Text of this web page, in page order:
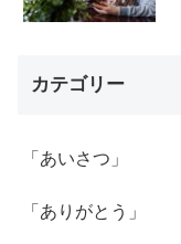
カテゴリー
「あいさつ」
「ありがとう」